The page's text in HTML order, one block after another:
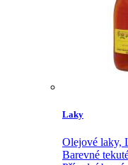
Laky
Olejové laky,
Barevné